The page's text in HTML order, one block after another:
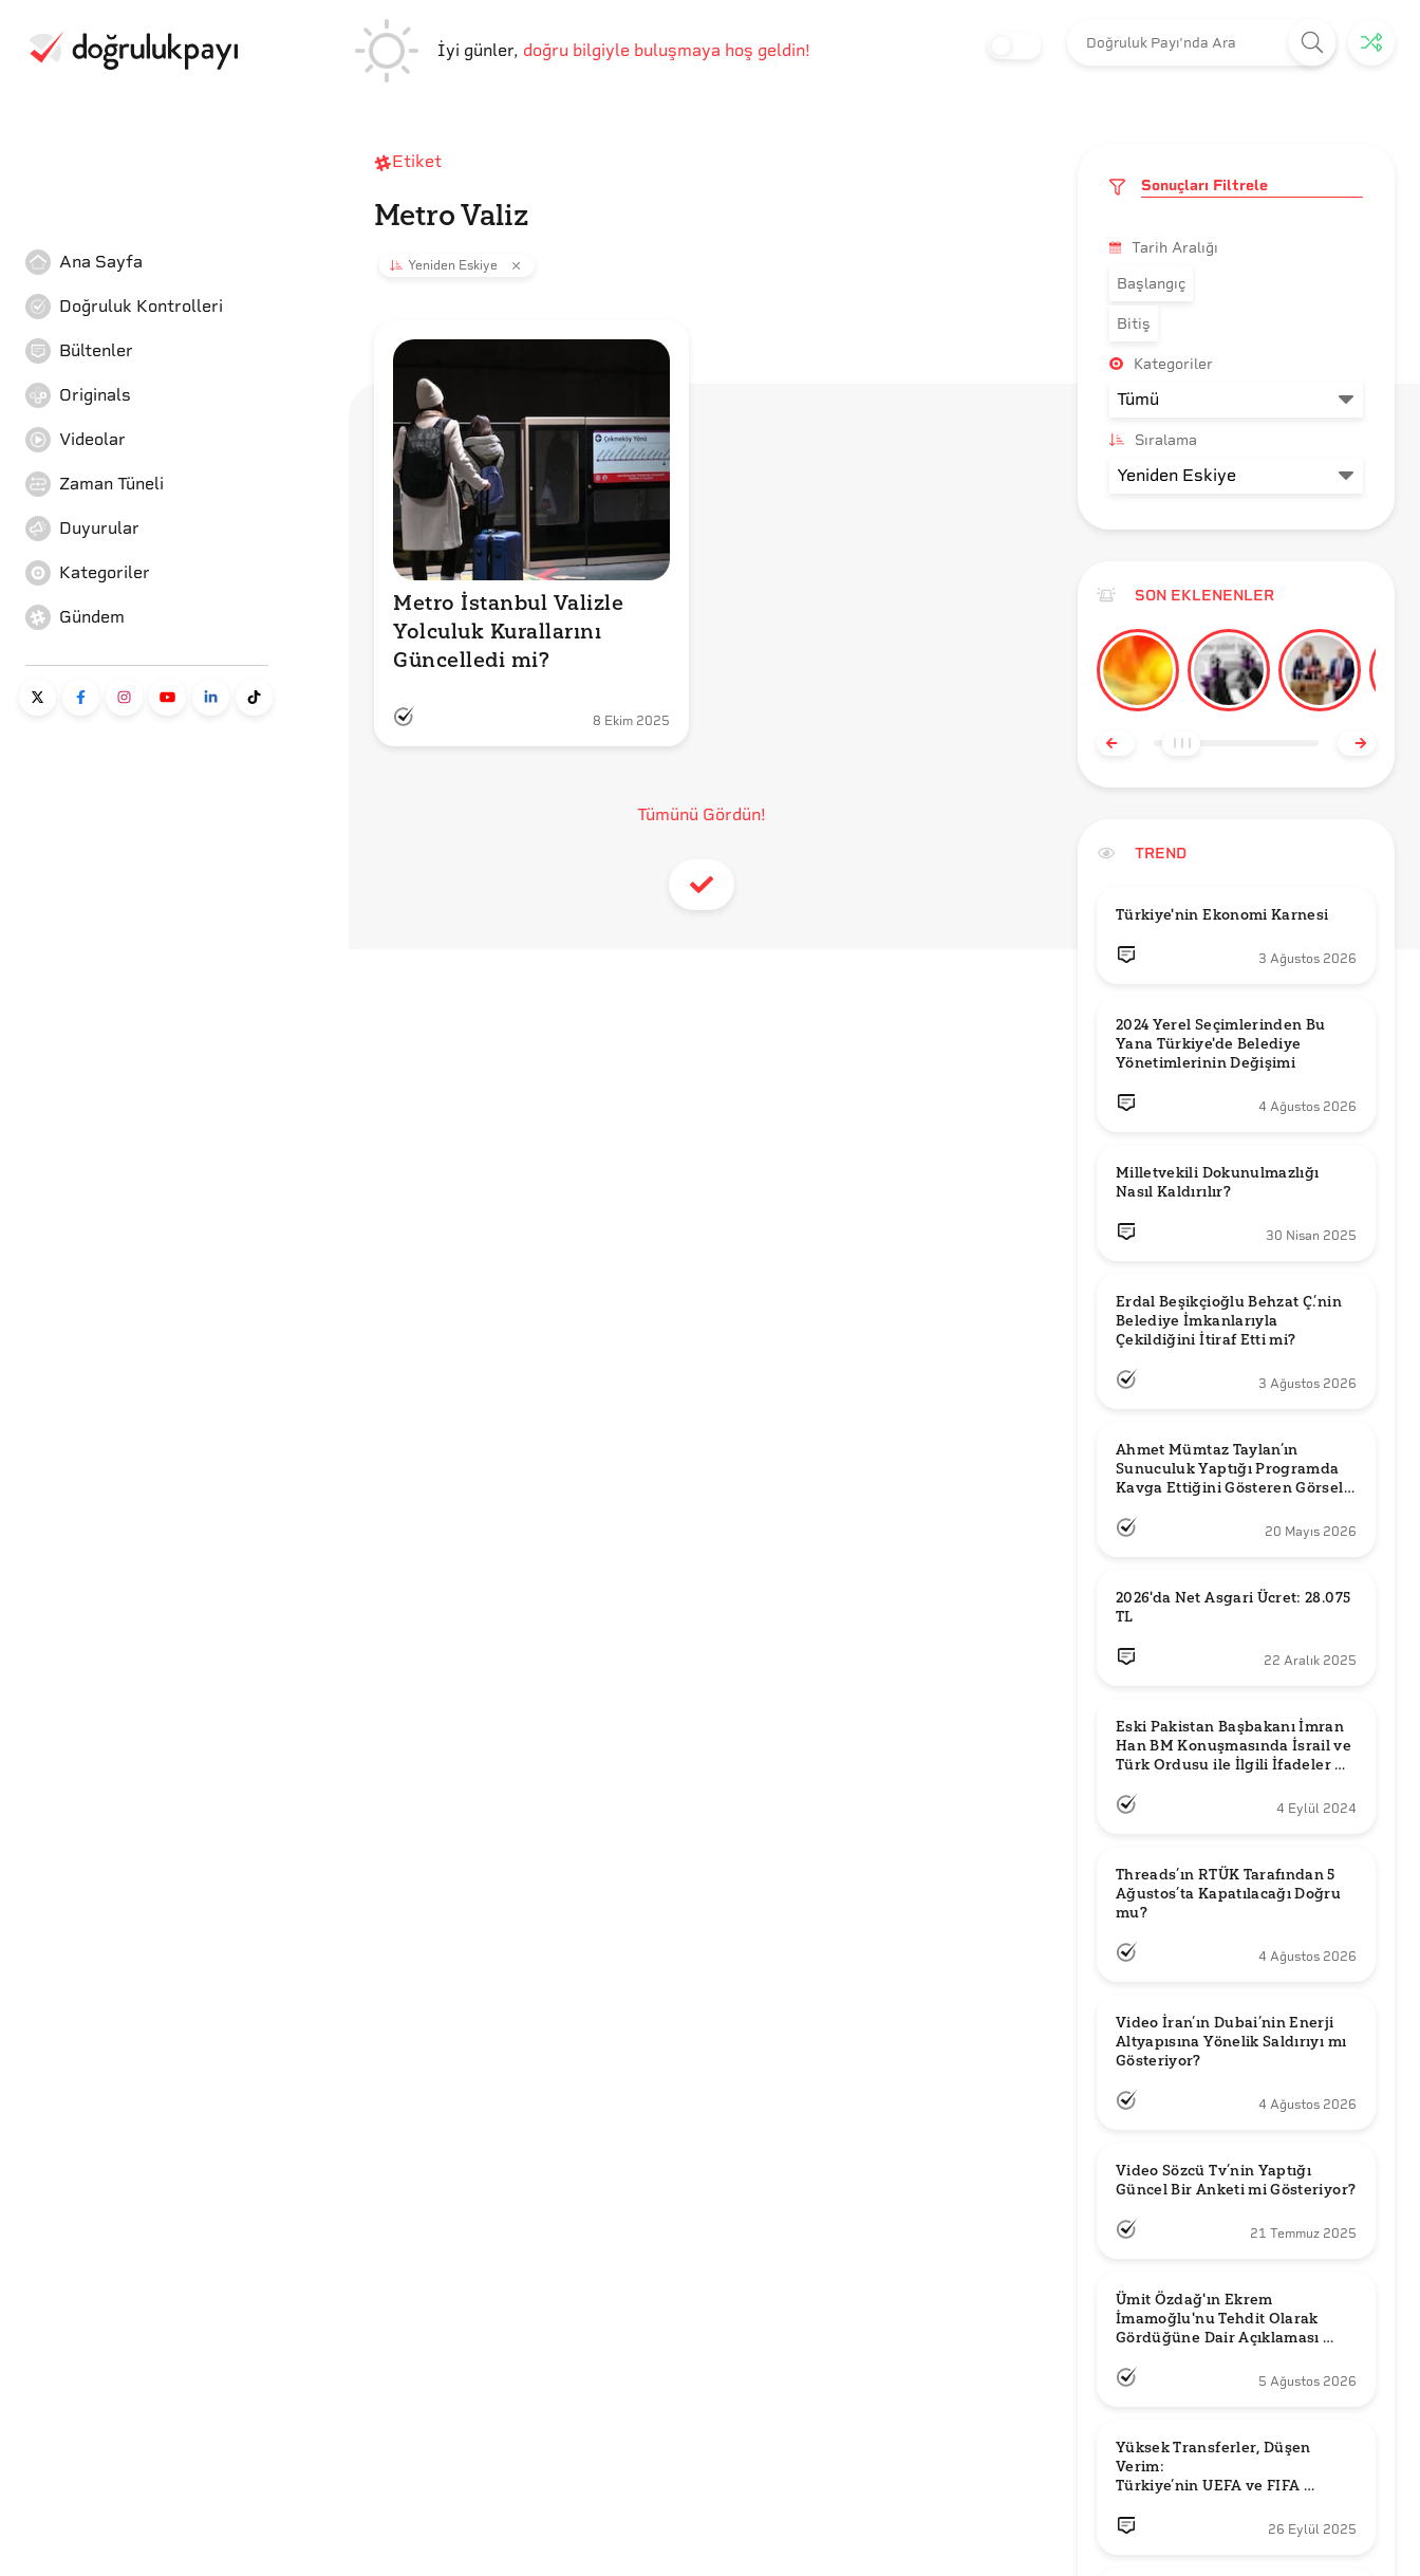
İyi günler, doğru bilgiyle buluşmaya hoş geldin!
Ana Sayfa
Doğruluk Kontrolleri
Bültenler
Originals
Videolar
Zaman Tüneli
Duyurular
Kategoriler
Gündem
Etiket
Metro Valiz
Yeniden Eskiye
Metro İstanbul Valizle
Yolculuk Kurallarını
Güncelledi mi?
8 Ekim 2025
Tümünü Gördün!
Sonuçları Filtrele
Tarih Aralığı
Başlangıç
Bitiş
Kategoriler
Sıralama
SON EKLENENLER
TREND
Türkiye'nin Ekonomi Karnesi
3 Ağustos 2026
2024 Yerel Seçimlerinden Bu
Yana Türkiye'de Belediye
Yönetimlerinin Değişimi
4 Ağustos 2026
Milletvekili Dokunulmazlığı
Nasıl Kaldırılır?
30 Nisan 2025
Erdal Beşikçioğlu Behzat Ç.’nin
Belediye İmkanlarıyla
3 Ağustos 2026
Ahmet Mümtaz Taylan’ın
Sunuculuk Yaptığı Programda
Kavga Ettiğini Gösteren Görsel
20 Mayıs 2026
2026'da Net Asgari Ücret: 28.075
TL
22 Aralık 2025
Eski Pakistan Başbakanı İmran
Han BM Konuşmasında İsrail ve
Türk Ordusu ile İlgili İfadeler mi
4 Eylül 2024
Threads’ın RTÜK Tarafından 5
Ağustos’ta Kapatılacağı Doğru
mu?
4 Ağustos 2026
Video İran’ın Dubai’nin Enerji
Altyapısına Yönelik Saldırıyı mı
Gösteriyor?
4 Ağustos 2026
Video Sözcü Tv’nin Yaptığı
Güncel Bir Anketi mi Gösteriyor?
21 Temmuz 2025
Ümit Özdağ'ın Ekrem
İmamoğlu'nu Tehdit Olarak
Gördüğüne Dair Açıklaması
5 Ağustos 2026
Yüksek Transferler, Düşen
Verim:
Türkiye’nin UEFA ve FIFA
26 Eylül 2025